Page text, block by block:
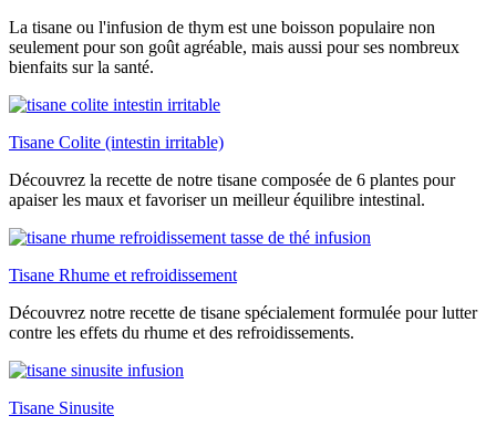
La tisane ou l'infusion de thym est une boisson populaire non
seulement pour son goût agréable, mais aussi pour ses nombreux
bienfaits sur la santé.
Tisane Colite (intestin irritable)
Découvrez la recette de notre tisane composée de 6 plantes pour
apaiser les maux et favoriser un meilleur équilibre intestinal.
Tisane Rhume et refroidissement
Découvrez notre recette de tisane spécialement formulée pour lutter
contre les effets du rhume et des refroidissements.
Tisane Sinusite